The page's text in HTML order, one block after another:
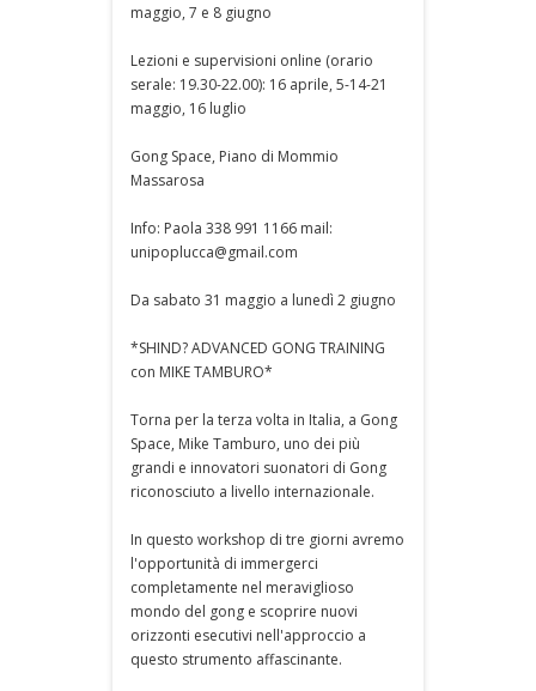
maggio, 7 e 8 giugno
Lezioni e supervisioni online (orario
serale: 19.30-22.00): 16 aprile, 5-14-21
maggio, 16 luglio
Gong Space, Piano di Mommio
Massarosa
Info: Paola 338 991 1166 mail:
unipoplucca@gmail.com
Da sabato 31 maggio a lunedì 2 giugno
*SHIND? ADVANCED GONG TRAINING
con MIKE TAMBURO*
Torna per la terza volta in Italia, a Gong
Space, Mike Tamburo, uno dei più
grandi e innovatori suonatori di Gong
riconosciuto a livello internazionale.
In questo workshop di tre giorni avremo
l'opportunità di immergerci
completamente nel meraviglioso
mondo del gong e scoprire nuovi
orizzonti esecutivi nell'approccio a
questo strumento affascinante.